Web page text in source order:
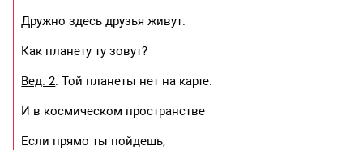
Дружно здесь друзья живут.
Как планету ту зовут?
Вед. 2. Той планеты нет на карте.
И в космическом пространстве
Если прямо ты пойдешь,